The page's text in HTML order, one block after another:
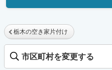
栃木の空き家片付け
市区町村を変更する